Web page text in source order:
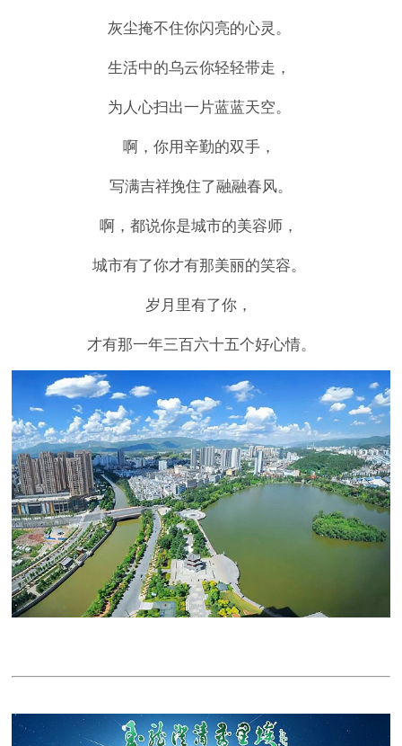
灰尘掩不住你闪亮的心灵。
生活中的乌云你轻轻带走，
为人心扫出一片蓝蓝天空。
啊，你用辛勤的双手，
写满吉祥挽住了融融春风。
啊，都说你是城市的美容师，
城市有了你才有那美丽的笑容。
岁月里有了你，
才有那一年三百六十五个好心情。